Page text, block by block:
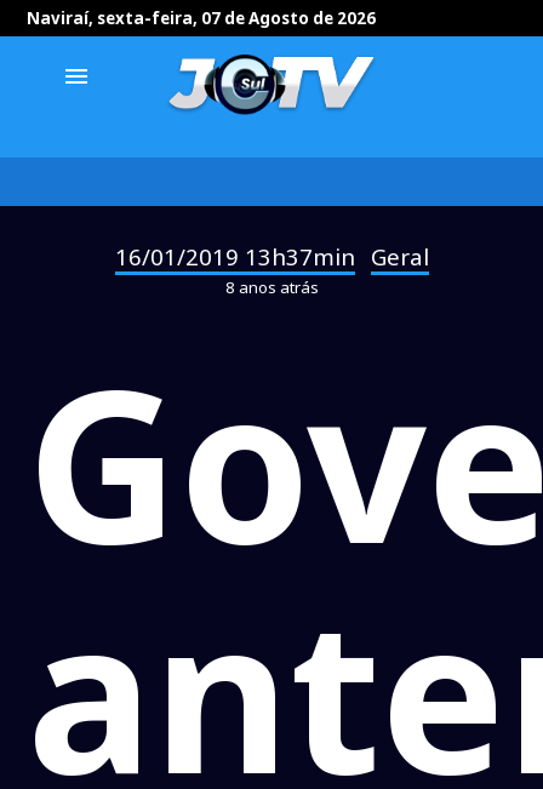
Naviraí, sexta-feira, 07 de Agosto de 2026
menu
16/01/2019 13h37min Geral
8 anos atrás